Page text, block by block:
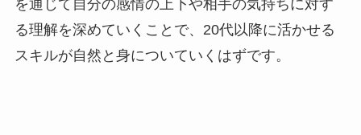
を通じて自分の感情の上下や相手の気持ちに対す
る理解を深めていくことで、20代以降に活かせる
スキルが自然と身についていくはずです。